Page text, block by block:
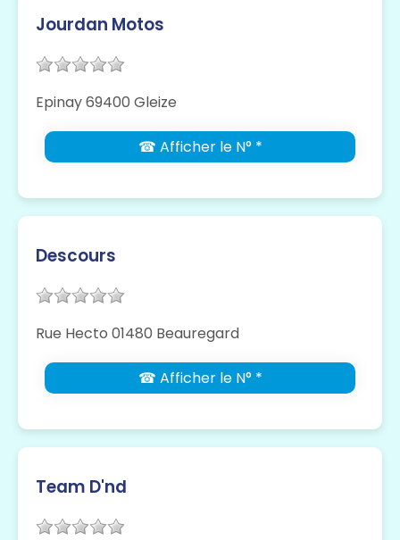
Jourdan Motos
Epinay 69400 Gleize
☎ Afficher le N° *
Descours
Rue Hecto 01480 Beauregard
☎ Afficher le N° *
Team D'nd